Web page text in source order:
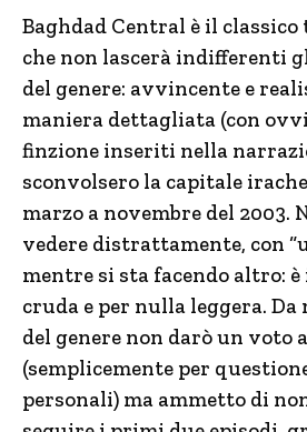
Baghdad Central è il
che non lascerà indifferenti
del genere: avvincente e
maniera dettagliata (con
finzione inseriti nella
sconvolsero la capitale
marzo a novembre del 2003.
vedere distrattamente, con
mentre si sta facendo altro:
cruda e per nulla leggera. Da
del genere non darò un voto
(semplicemente per
personali) ma ammetto di